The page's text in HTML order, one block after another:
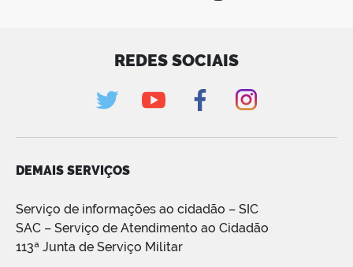
REDES SOCIAIS
DEMAIS SERVIÇOS
Serviço de informações ao cidadão – SIC
SAC – Serviço de Atendimento ao Cidadão
113ª Junta de Serviço Militar